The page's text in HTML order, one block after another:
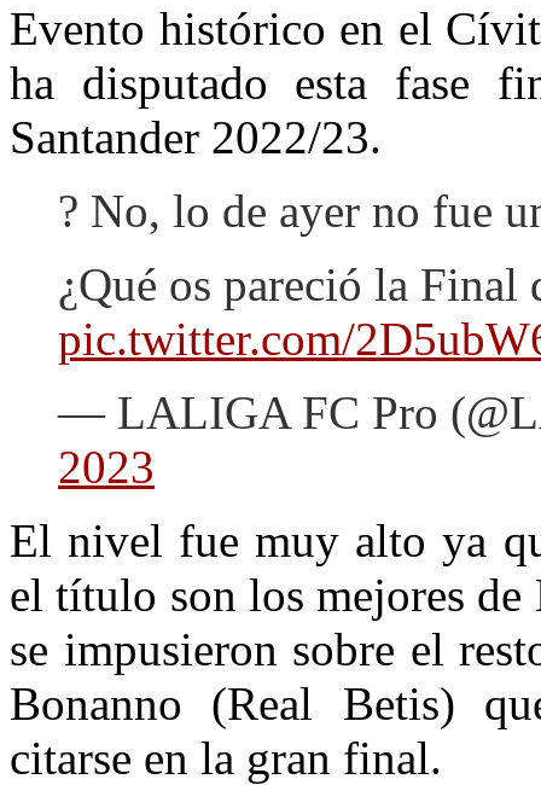
Evento histórico en el
ha disputado esta fase
Santander 2022/23.
? No, lo de ayer no fue
¿Qué os pareció la Final
pic.twitter.com/
— LALIGA FC Pro
2023
El nivel fue muy alto ya
el título son los mejores de
se impusieron sobre el
Bonanno (Real Betis)
citarse en la gran final.